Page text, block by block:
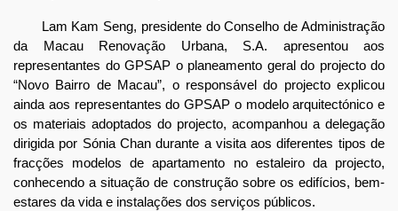
Lam Kam Seng, presidente do Conselho de Administração
da Macau Renovação Urbana, S.A. apresentou aos
representantes do GPSAP o planeamento geral do projecto do
“Novo Bairro de Macau”, o responsável do projecto explicou
ainda aos representantes do GPSAP o modelo arquitectónico e
os materiais adoptados do projecto, acompanhou a delegação
dirigida por Sónia Chan durante a visita aos diferentes tipos de
fracções modelos de apartamento no estaleiro da projecto,
conhecendo a situação de construção sobre os edifícios, bem-
estares da vida e instalações dos serviços públicos.